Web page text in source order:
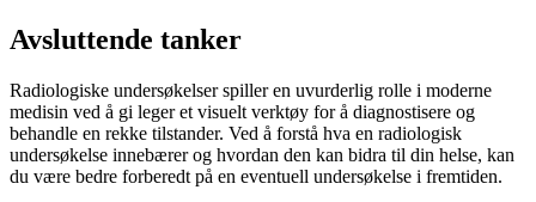
Avsluttende tanker
Radiologiske undersøkelser spiller en uvurderlig rolle i moderne
medisin ved å gi leger et visuelt verktøy for å diagnostisere og
behandle en rekke tilstander. Ved å forstå hva en radiologisk
undersøkelse innebærer og hvordan den kan bidra til din helse, kan
du være bedre forberedt på en eventuell undersøkelse i fremtiden.